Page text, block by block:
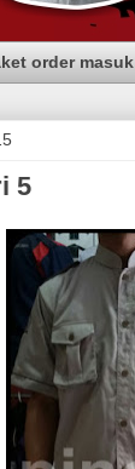
order masuk
5